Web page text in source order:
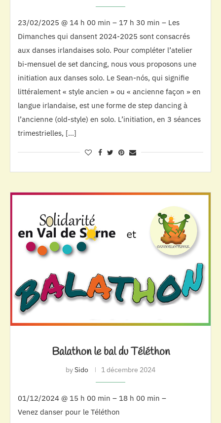
23/02/2025 @ 14 h 00 min – 17 h 30 min – Les
Dimanches qui dansent 2024-2025 sont consacrés
aux danses irlandaises solo. Pour compléter l’atelier
bi-mensuel de set dancing, nous vous proposons une
initiation aux danses solo. Le Sean-nós, qui signifie
littéralement « style ancien » ou « ancienne façon » en
langue irlandaise, est une forme de step dancing à
l’ancienne (old-style) en solo. L’initiation, en 3 séances
trimestrielles, […]
Balathon le bal du Téléthon
bySido 1 décembre 2024
01/12/2024 @ 15 h 00 min – 18 h 00 min –
Venez danser pour le Téléthon